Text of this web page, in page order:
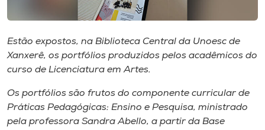
Museu
Unoesc
Store
Estão expostos, na Biblioteca Central da Unoesc de
Xanxerê, os portfólios produzidos pelos acadêmicos do
curso de Licenciatura em Artes.
Os portfólios são frutos do componente curricular de
Práticas Pedagógicas: Ensino e Pesquisa, ministrado
pela professora Sandra Abello, a partir da Base